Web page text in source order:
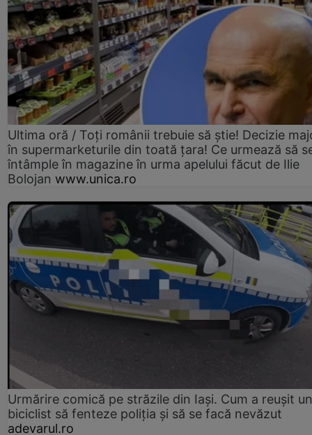
Ultima oră / Toți românii trebuie să știe! Decizie
în supermarketurile din toată țara! Ce urmează să
întâmple în magazine în urma apelului făcut de Ilie
Bolojan www.unica.ro
Urmărire comică pe străzile din Iași. Cum a reușit un
biciclist să fenteze poliția și să se facă nevăzut
adevarul.ro